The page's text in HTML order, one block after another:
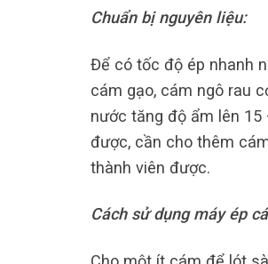
Chuẩn bị nguyên liệu:
Để có tốc độ ép nhanh
cám gạo, cám ngô rau
nước tăng độ ẩm lên 15
được, cần cho thêm
thành viên được.
Cách sử dụng máy ép